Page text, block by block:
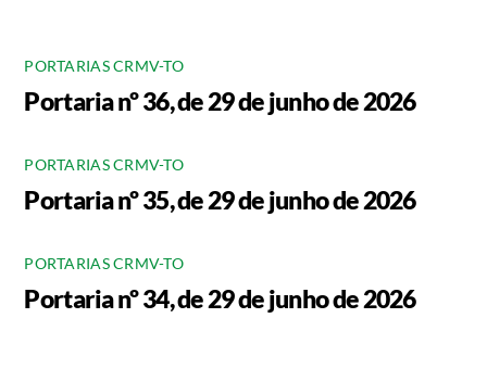
PORTARIAS CRMV-TO
Portaria nº 36, de 29 de junho de 2026
PORTARIAS CRMV-TO
Portaria nº 35, de 29 de junho de 2026
PORTARIAS CRMV-TO
Portaria nº 34, de 29 de junho de 2026